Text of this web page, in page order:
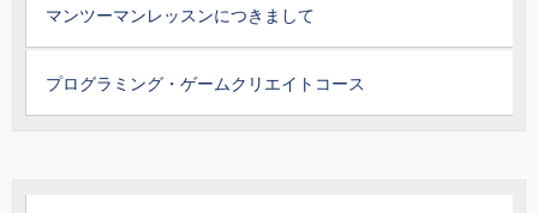
マンツーマンレッスンにつきまして
プログラミング・ゲームクリエイトコース